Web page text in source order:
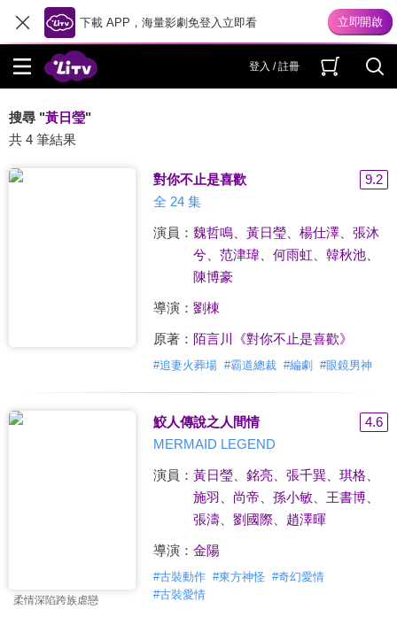
下載 APP，海量影劇免登入立即看
登入 / 註冊
搜尋 "黃日瑩"
共 4 筆結果
對你不止是喜歡
9.2
全 24 集
演員： 魏哲鳴、 黃日瑩、 楊仕澤、 張沐
兮
范津瑋、 何雨虹、 韓秋池、
陳博豪
導演： 劉棟
原著： 陌言川《對你不止是喜歡》
#追妻火葬場 #霸道總裁 #編劇 #眼鏡男神
柔情深陷跨族虐戀
鮫人傳說之人間情
4.6
MERMAID LEGEND
演員： 黃日瑩、 銘亮、 張千巽、 琪格
施羽
尚帝 孫小敏、 王書博、
張濤、 劉國際、 趙澤暉
導演： 金陽
#古裝動作 #東方神怪 #奇幻愛情
#古裝愛情